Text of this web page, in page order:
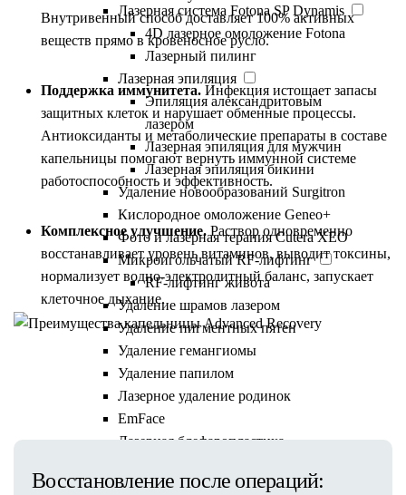
Лазерная система Fotona SP Dynamis
4D лазерное омоложение Fotona
Лазерный пилинг
Лазерная эпиляция
Эпиляция александритовым
лазером
Лазерная эпиляция для мужчин
Лазерная эпиляция бикини
Удаление новообразований Surgitron
Кислородное омоложение Geneo+
Фото и лазерная терапия Cutera XEO
Микроигольчатый RF-лифтинг
RF-лифтинг живота
Удаление шрамов лазером
Удаление пигментных пятен
Удаление гемангиомы
Удаление папилом
Лазерное удаление родинок
EmFace
Лазерная блефаропластика
Фотодинамическая терапия Revixan
Внутривенный способ доставляет 100% активных
веществ прямо в кровеносное русло.
Поддержка иммунитета. Инфекция истощает запасы
защитных клеток и нарушает обменные процессы.
Антиоксиданты и метаболические препараты в составе
капельницы помогают вернуть иммунной системе
работоспособность и эффективность.
Комплексное улучшение. Раствор одновременно
восстанавливает уровень витаминов, выводит токсины,
нормализует водно-электролитный баланс, запускает
клеточное дыхание.
Показания
Восстановление после операций: